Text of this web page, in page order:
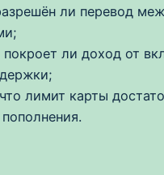
ли перевод
ли доход от
лимит карты